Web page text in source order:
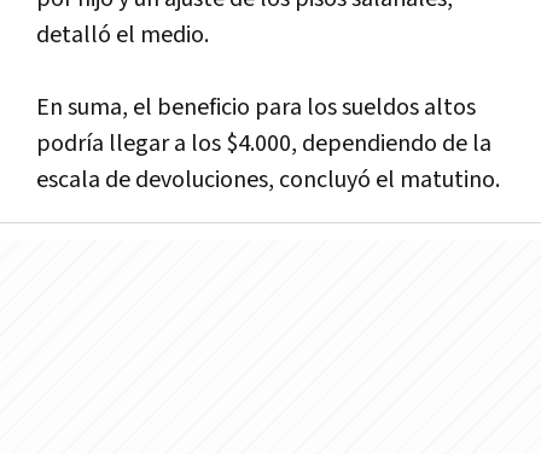
detalló el medio.
En suma, el beneficio para los sueldos altos
podrí­a llegar a los $4.000, dependiendo de la
escala de devoluciones, concluyó el matutino.